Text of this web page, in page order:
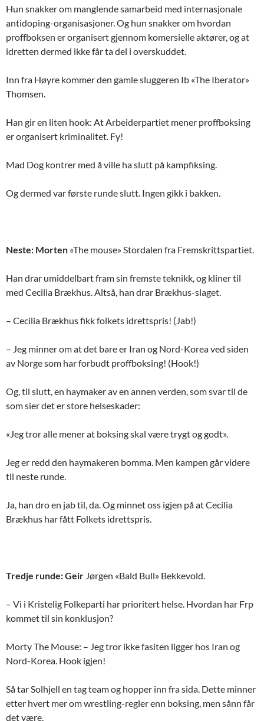
Hun snakker om manglende samarbeid med internasjonale
antidoping-organisasjoner. Og hun snakker om hvordan
proffboksen er organisert gjennom komersielle aktører, og at
idretten dermed ikke får ta del i overskuddet.
Inn fra Høyre kommer den gamle sluggeren Ib «The Iberator»
Thomsen.
Han gir en liten hook: At Arbeiderpartiet mener proffboksing
er organisert kriminalitet. Fy!
Mad Dog kontrer med å ville ha slutt på kampfiksing.
Og dermed var første runde slutt. Ingen gikk i bakken.
Neste: Morten «The mouse» Stordalen fra Fremskrittspartiet.
Han drar umiddelbart fram sin fremste teknikk, og kliner til
med Cecilia Brækhus. Altså, han drar Brækhus-slaget.
– Cecilia Brækhus fikk folkets idrettspris! (Jab!)
– Jeg minner om at det bare er Iran og Nord-Korea ved siden
av Norge som har forbudt proffboksing! (Hook!)
Og, til slutt, en haymaker av en annen verden, som svar til de
som sier det er store helseskader:
«Jeg tror alle mener at boksing skal være trygt og godt».
Jeg er redd den haymakeren bomma. Men kampen går videre
til neste runde.
Ja, han dro en jab til, da. Og minnet oss igjen på at Cecilia
Brækhus har fått Folkets idrettspris.
Tredje runde: Geir Jørgen «Bald Bull» Bekkevold.
– Vi i Kristelig Folkeparti har prioritert helse. Hvordan har Frp
kommet til sin konklusjon?
Morty The Mouse: – Jeg tror ikke fasiten ligger hos Iran og
Nord-Korea. Hook igjen!
Så tar Solhjell en tag team og hopper inn fra sida. Dette minner
etter hvert mer om wrestling-regler enn boksing, men sånn får
det være.